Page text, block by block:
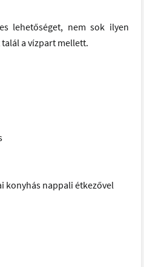
lehetőséget, nem sok ilyen
a vízpart mellett.
konyhás nappali étkezővel